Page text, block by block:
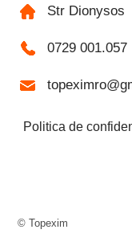
Str Dionysos
0729 001.057
Politica de
© Topexim